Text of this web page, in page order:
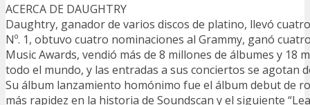
ACERCA DE DAUGHTRY
Daughtry, ganador de varios discos de platino, llevó
Nº. 1, obtuvo cuatro nominaciones al Grammy, ganó
Music Awards, vendió más de 8 millones de álbumes y 18
todo el mundo, y las entradas a sus conciertos se agotan
Su álbum lanzamiento homónimo fue el álbum debut de
más rapidez en la historia de Soundscan y el siguiente